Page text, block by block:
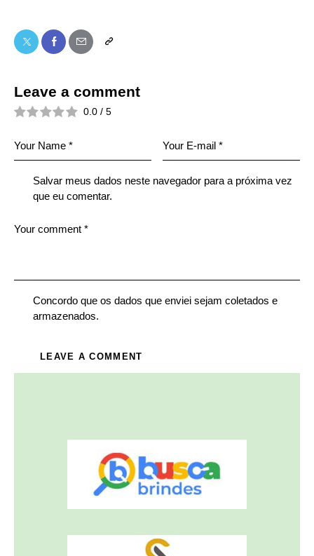
Leave a comment
0.0 / 5
Salvar meus dados neste navegador para a próxima vez
que eu comentar.
Concordo que os dados que enviei sejam coletados e
armazenados.